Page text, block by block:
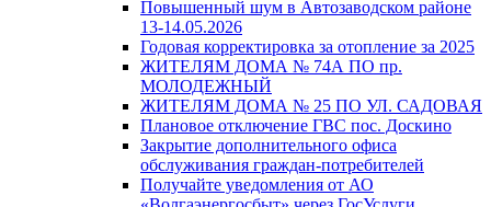
Повышенный шум в Автозаводском районе
13-14.05.2026
Годовая корректировка за отопление за 2025
ЖИТЕЛЯМ ДОМА № 74А ПО пр.
МОЛОДЕЖНЫЙ
ЖИТЕЛЯМ ДОМА № 25 ПО УЛ. САДОВАЯ
Плановое отключение ГВС пос. Доскино
Закрытие дополнительного офиса
обслуживания граждан-потребителей
Получайте уведомления от АО